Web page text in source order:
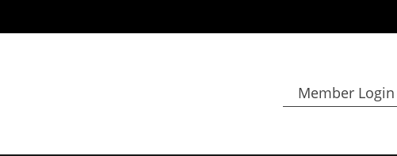
Member Login